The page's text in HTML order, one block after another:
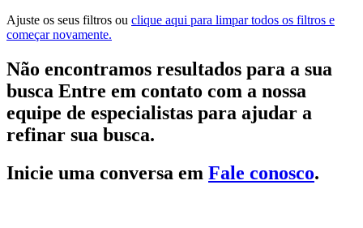
Ajuste os seus filtros ou clique aqui para limpar todos os filtros e
começar novamente.
Não encontramos resultados para a sua
busca Entre em contato com a nossa
equipe de especialistas para ajudar a
refinar sua busca.
Inicie uma conversa em Fale conosco.